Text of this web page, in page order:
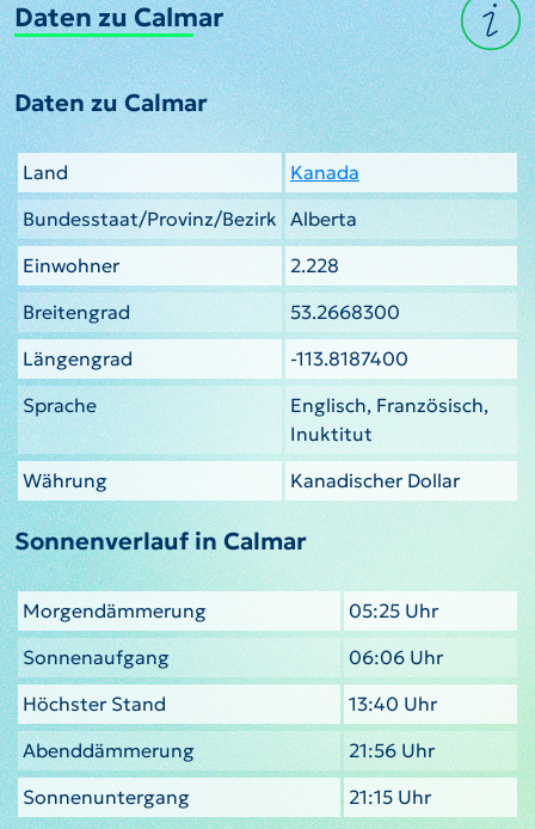
Daten zu Calmar
Daten zu Calmar
Land
Kanada
Bundesstaat/Provinz/Bezirk Alberta
Einwohner
2.228
Breitengrad
53.2668300
Längengrad
-113.8187400
Sprache
Englisch, Französisch,
Inuktitut
Währung
Kanadischer Dollar
Sonnenverlauf in Calmar
Morgendämmerung
05:25 Uhr
Sonnenaufgang
06:06 Uhr
Höchster Stand
13:40 Uhr
Abenddämmerung
21:56 Uhr
Sonnenuntergang
21:15 Uhr